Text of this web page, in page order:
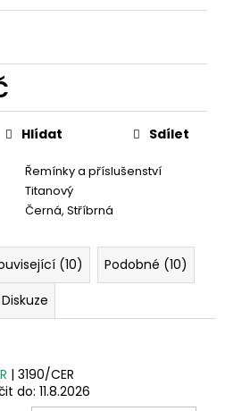
Řemínky a příslušenství
Titanový
Černá, Stříbrná
Hlídat Sdílet
(10)
Podobné (10)
Diskuze
| 3190/CER
do: 11.8.2026